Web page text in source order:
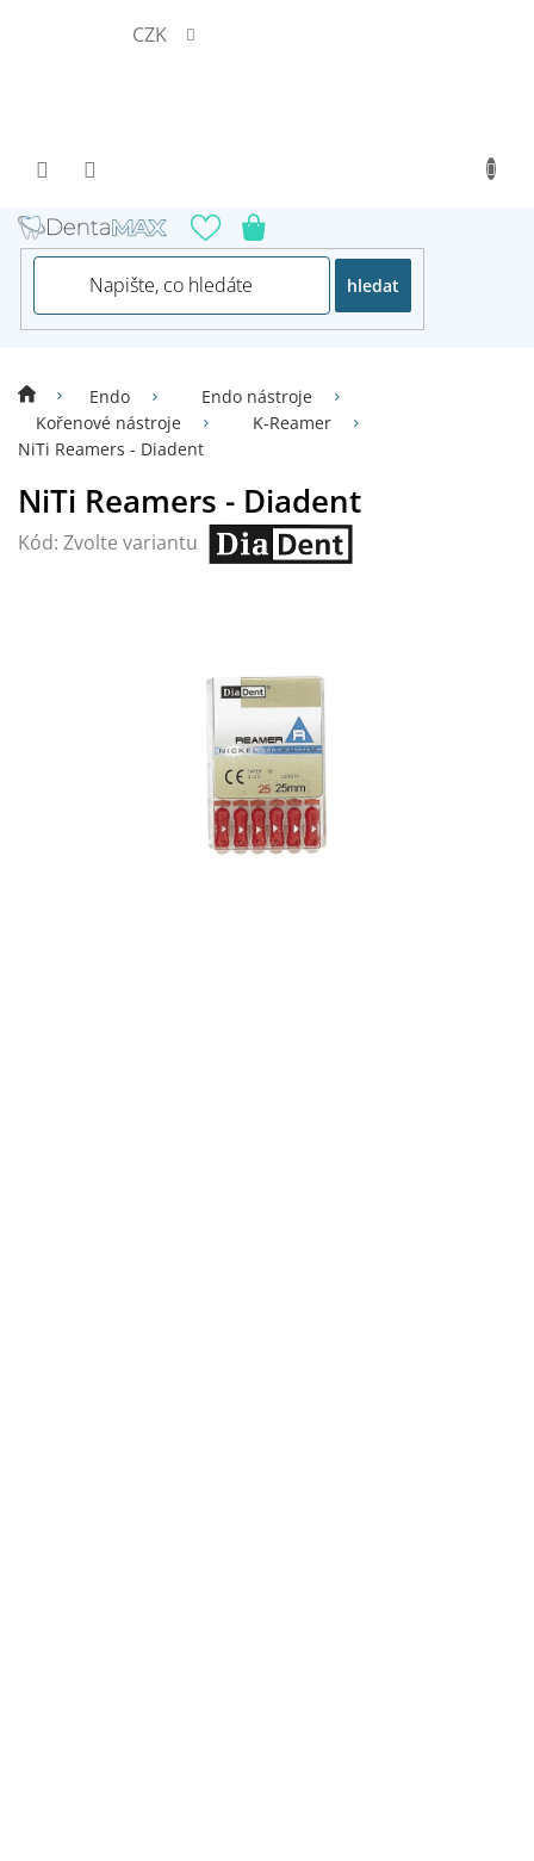
CZK
hledat
Endo
Endo nástroje
Kořenové nástroje
K-Reamer
NiTi Reamers - Diadent
NiTi Reamers - Diadent
Kód: Zvolte variantu